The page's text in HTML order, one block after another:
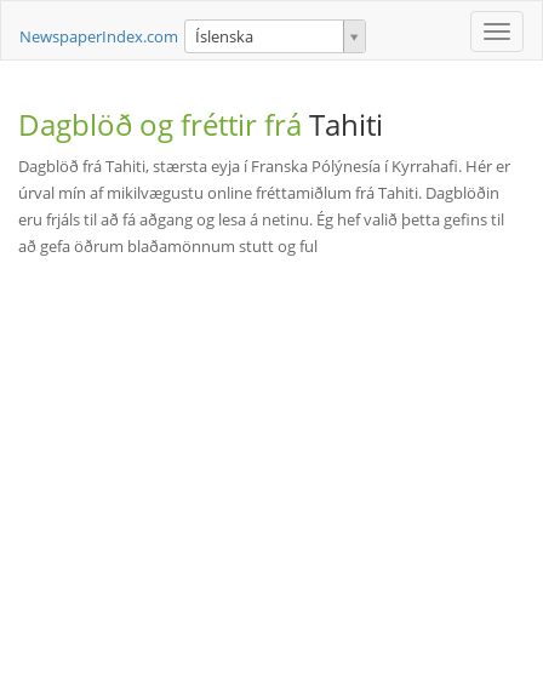
Toggle
NewspaperIndex.com Íslenska
Dagblöð og fréttir frá Tahiti
Dagblöð frá Tahiti, stærsta eyja í Franska Pólýnesía í Kyrrahafi. Hér er
úrval mín af mikilvægustu online fréttamiðlum frá Tahiti. Dagblöðin
eru frjáls til að fá aðgang og lesa á netinu. Ég hef valið þetta gefins til
að gefa öðrum blaðamönnum stutt og ful